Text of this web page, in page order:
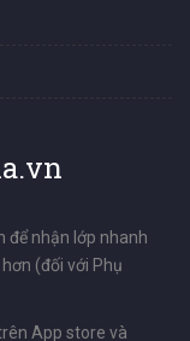
để nhận lớp nhanh
(đối với Phụ
App store và